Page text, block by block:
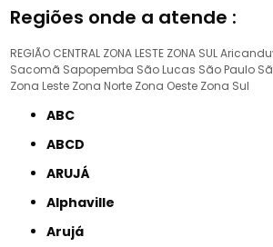
Regiões onde a atende :
REGIÃO CENTRAL ZONA LESTE ZONA SUL
Sacomã Sapopemba São Lucas São Paulo
Zona Leste Zona Norte Zona Oeste Zona Sul
ABC
ABCD
ARUJÁ
Alphaville
Arujá